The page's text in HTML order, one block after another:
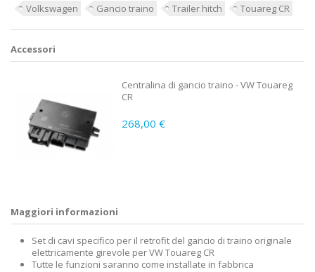
Volkswagen Gancio traino Trailer hitch Touareg CR
Accessori
Centralina di gancio traino - VW Touareg
CR
268,00 €
Maggiori informazioni
Set di cavi specifico per il retrofit del gancio di traino originale
elettricamente girevole per VW Touareg CR
Tutte le funzioni saranno come installate in fabbrica